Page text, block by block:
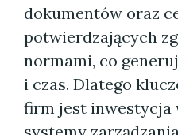
dokumentów oraz
potwierdzających
normami, co
i czas. Dlatego
firm jest inwestycja